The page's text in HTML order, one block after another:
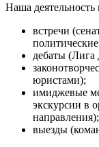
Наша деятельность
встречи
дебаты (Лига
юристами);
имиджевые
экскурсии в
направления);
выезды